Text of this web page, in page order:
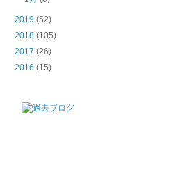
2019 (52)
2018 (105)
2017 (26)
2016 (15)